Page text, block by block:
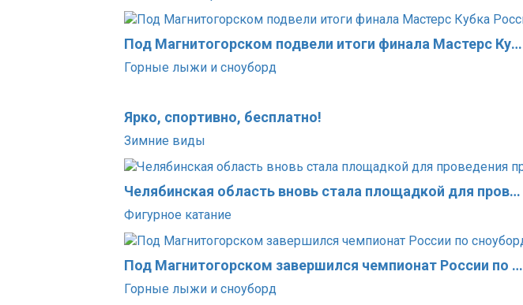
Под Магнитогорском подвели итоги финала Мастерс Ку…
Горные лыжи и сноуборд
Ярко, спортивно, бесплатно!
Зимние виды
Челябинская область вновь стала площадкой для пров…
Фигурное катание
Под Магнитогорском завершился чемпионат России по …
Горные лыжи и сноуборд